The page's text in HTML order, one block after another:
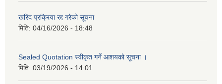
खरिद प्रक्रिया रद्द गरेको सूचना
मिति: 04/16/2026 - 18:48
Sealed Quotation स्वीकृत गर्ने आशयको सूचना ।
मिति: 03/19/2026 - 14:01